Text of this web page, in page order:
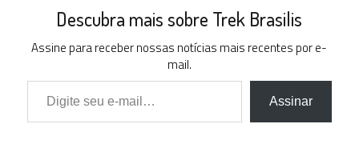
Descubra mais sobre Trek Brasilis
Assine para receber nossas notícias mais recentes por e-
mail.
Digite seu e-mail…
Assinar